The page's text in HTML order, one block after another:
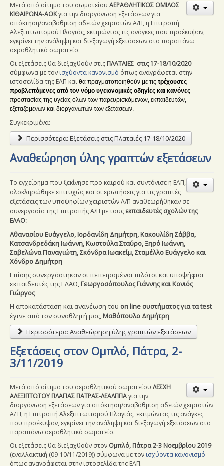
Μετά από αίτημα του σωματείου ΑΕΡΑΘΛΗΤΙΚΟΣ ΟΜΙΛΟΣ
ΚΙΘΑΙΡΩΝΑ-ΑΟΚγια την διοργάνωση εξετάσεων για
απόκτηση/αναβάθμιση αδειών χειριστών Α/Π, η Επιτροπή
Αλεξιπτωτισμού Πλαγιάς, εκτιμώντας τις ανάγκες που προέκυψαν,
εγκρίνει την ανάληψη και διεξαγωγή εξετάσεων στο παραπάνω
αεραθλητικό σωματείο.
Οι εξετάσεις θα διεξαχθούν στις ΠΛΑΤΑΙΕΣ στις 17-18/10/2020
σύμφωνα με τον ισχύοντα κανονισμό όπως αναγράφεται στην
ιστοσελίδα της ΕΑΠ και θα πραγματοποιηθούν με τις τρέχουσες
προβλεπόμενες από τον νόμο υγειονομικές οδηγίες και κανόνες
προστασίας της υγείας όλων των παρευρισκόμενων, εκπαιδευτών,
εξεταζόμενων και διοργανωτών των εξετάσεων.
Συγκεκριμένα:
Περισσότερα: Εξετάσεις στις Πλαταιές 17-18/10/2020
Αναθεώρηση ύλης γραπτών εξετάσεων
Το εγχείρημα που ξεκίνησε προ καιρού και συντόνισε η ΕΑΠ,
ολοκληρώθηκε επιτυχώς και οι ερωτήσεις για τις γραπτές
εξετάσεις των υποψηφίων χειριστών Α/Π αναθεωρήθηκαν σε
συνεργασία της Επιτροπής Α/Π με τους εκπαιδευτές σχολών της
ΕΛΑΟ:
Αθανασίου Ευάγγελο, Ιορδανίδη Δημήτρη, Κακουλίδη Σάββα,
Κατσανδρεδάκη Ιωάννη, Κωστούλα Σταύρο, Ξηρό Ιωάννη,
Σαβελώνα Παναγιώτη, Σκόνδρα Ιωακείμ, Σταμέλλο Ευάγγελο και
Χόνδρο Δημήτρη
Επίσης συνεργάστηκαν οι πεπειραμένοι πιλότοι και υποψήφιοι
εκπαιδευτές της ΕΛΑΟ,Γεωργοσόπουλος Γιάννης και Κονιός
Γιώργος
Η αποκατάσταση και ανανέωση του on line συστήματος για τα test
έγινε από τον συναθλητή μας,Μαθόπουλο Δημήτρη
Περισσότερα: Αναθεώρηση ύλης γραπτών εξετάσεων
Εξετάσεις στον Ομπλό, Πάτρα, 2-
3/11/2019
Μετά από αίτημα του αεραθλητικού σωματείου ΛΕΣΧΗ
ΑΛΕΞΙΠΤΩΤΟΥ ΠΛΑΓΙΑΣ ΠΑΤΡΑΣ-ΛΕΑΛΠΠΑγια την
διοργάνωση εξετάσεων για απόκτηση/αναβάθμιση αδειών χειριστών
Α/ Π, η Επιτροπή Αλεξιπτωτισμού Πλαγιάς, εκτιμώντας τις ανάγκες
που προέκυψαν, εγκρίνει την ανάληψη και διεξαγωγή εξετάσεων στο
παραπάνω αεραθλητικό σωματείο.
Οι εξετάσεις θα διεξαχθούν στον Ομπλό, Πάτρα 2-3 Νοεμβρίου2019
(εναλλακτική (09-10/11/2019)) σύμφωνα με τον ισχύοντα κανονισμό
όπως αναγράφεται στην ιστοσελίδα της ΕΑΠ.